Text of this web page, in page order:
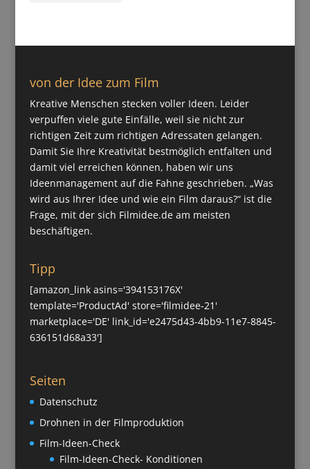
von der Idee zum Film
Kreative Menschen stecken voller Ideen. Leider
verpuffen viele gute Einfälle, weil sie nicht zur
richtigen Zeit zum richtigen Adressaten gelangen.
Damit Sie Ihre Kreativität bestmöglich entfalten und
damit viel erreichen können, haben wir uns
Ideenmanagement auf die Fahne geschrieben. „Was
wird aus Ihrer Idee und wie ein Film daraus?“ ist die
Frage, mit der sich Filmidee.de am meisten
beschäftigen.
Tipp
[amazon_link asins='394153176X'
template='ProductAd' store='filmidee-21'
marketplace='DE' link_id='e2475d43-4bb9-11e7-8845-
636151d68a33']
Seiten
Datenschutz
Drohnen in der Filmproduktion
Film-Ideen-Check
Film-Ideen-Check- Konditionen